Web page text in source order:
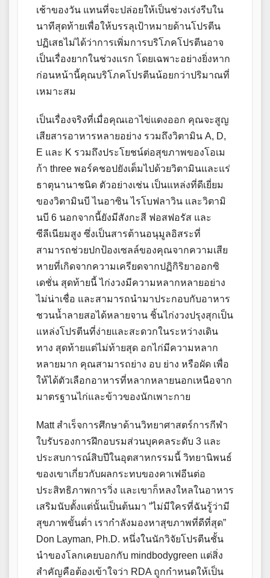
เช้าของวัน แทนที่จะปล่อยให้เป็นช่วงเร่งรีบใน
นาทีสุดท้ายเพื่อให้บรรลุเป้าหมายด้านโปรตีน
ปฏิเสธไม่ได้ว่าการเพิ่มการบริโภคโปรตีนอาจ
เป็นเรื่องยากในช่วงแรก โดยเฉพาะอย่างยิ่งหาก
ก่อนหน้านี้คุณบริโภคโปรตีนน้อยกว่าปริมาณที่
เหมาะสม
เป็นเรื่องจริงที่เมื่อคุณเอาไข่แดงออก คุณจะสูญ
เสียสารอาหารหลายอย่าง รวมถึงวิตามิน A, D,
E และ K รวมถึงประโยชน์ต่อสุขภาพของโอเม
ก้า three พอร์คชอปยังเต็มไปด้วยวิตามินและแร่
ธาตุนานาชนิด ตัวอย่างเช่น เป็นแหล่งที่ดีเยี่ยม
ของวิตามินบี ไนอาซิน ไรโบฟลาวิน และวิตามิ
นบี 6 นอกจากนี้ยังมีสังกะสี ฟอสฟอรัส และ
ซีลีเนียมสูง ซึ่งเป็นสารต้านอนุมูลอิสระที่
สามารถช่วยปกป้องเซลล์ของคุณจากความเสีย
หายที่เกิดจากความเครียดจากปฏิกิริยาออกซิ
เดชั่น สุดท้ายนี้ ไก่งวงมีความหลากหลายอย่าง
ไม่น่าเชื่อ และสามารถนำมาประกอบกับอาหาร
ชวนน้ำลายสอได้หลายจาน ชิ้นไก่งวงปรุงสุกเป็น
แหล่งโปรตีนที่ง่ายและสะดวกในระหว่างเดิน
ทาง สุดท้ายแต่ไม่ท้ายสุด อกไก่มีความหลาก
หลายมาก คุณสามารถย่าง อบ ย่าง หรือผัด เพื่อ
ให้ได้ตัวเลือกอาหารที่หลากหลายนอกเหนือจาก
มาตรฐานไก่และข้าวของนักเพาะกาย
Matt สำเร็จการศึกษาด้านวิทยาศาสตร์การกีฬา
ใบรับรองการฝึกอบรมส่วนบุคคลระดับ 3 และ
ประสบการณ์สิบปีในอุตสาหกรรมนี้ วิทยานิพนธ์
ของเขาเกี่ยวกับผลกระทบของคาเฟอีนต่อ
ประสิทธิภาพการวิ่ง และเขาก็หลงใหลในอาหาร
เสริมนับตั้งแต่นั้นเป็นต้นมา ​​”ไม่มีใครที่ฉันรู้ว่ามี
สุขภาพขั้นต่ำ เรากำลังมองหาสุขภาพที่ดีที่สุด”
Don Layman, Ph.D. หนึ่งในนักวิจัยโปรตีนชั้น
นำของโลกเคยบอกกับ mindbodygreen แต่สิ่ง
สำคัญคือต้องเข้าใจว่า RDA ถูกกำหนดให้เป็น